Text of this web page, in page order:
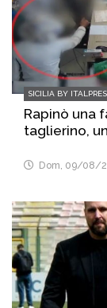
SICILIA BY
Rapinò una
taglierino,
Dom, 09/08/